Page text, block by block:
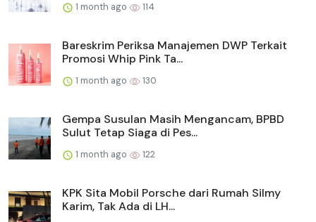
1 month ago 114
Bareskrim Periksa Manajemen DWP Terkait
Promosi Whip Pink Ta...
1 month ago 130
Gempa Susulan Masih Mengancam, BPBD
Sulut Tetap Siaga di Pes...
1 month ago 122
KPK Sita Mobil Porsche dari Rumah Silmy
Karim, Tak Ada di LH...